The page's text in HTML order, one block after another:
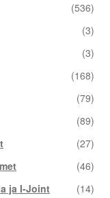
(536)
(3)
(3)
(168)
(79)
(89)
(27)
(46)
ja I-Joint
(14)